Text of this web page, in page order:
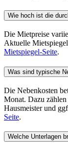
Wie hoch ist die
Die Mietpreise
Aktuelle
Mietspiegel-Seite.
Was sind typische
Die Nebenkosten
Monat. Dazu
Hausmeister und
Seite.
Welche Unterlagen